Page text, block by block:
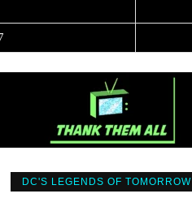
DC'S LEGENDS OF TOMORROW